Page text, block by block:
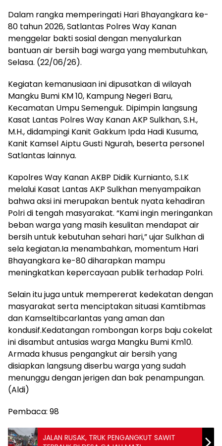
Dalam rangka memperingati Hari Bhayangkara ke-
80 tahun 2026, Satlantas Polres Way Kanan
menggelar bakti sosial dengan menyalurkan
bantuan air bersih bagi warga yang membutuhkan,
Selasa. (22/06/26).
Kegiatan kemanusiaan ini dipusatkan di wilayah
Mangku Bumi KM 10, Kampung Negeri Baru,
Kecamatan Umpu Semenguk. Dipimpin langsung
Kasat Lantas Polres Way Kanan AKP Sulkhan, S.H.,
M.H., didampingi Kanit Gakkum Ipda Hadi Kusuma,
Kanit Kamsel Aiptu Gusti Ngurah, beserta personel
Satlantas lainnya.
Kapolres Way Kanan AKBP Didik Kurnianto, S.I.K
melalui Kasat Lantas AKP Sulkhan menyampaikan
bahwa aksi ini merupakan bentuk nyata kehadiran
Polri di tengah masyarakat. “Kami ingin meringankan
beban warga yang masih kesulitan mendapat air
bersih untuk kebutuhan sehari hari,” ujar Sulkhan di
sela kegiatan.Ia menambahkan, momentum Hari
Bhayangkara ke-80 diharapkan mampu
meningkatkan kepercayaan publik terhadap Polri.
Selain itu juga untuk mempererat kedekatan dengan
masyarakat serta menciptakan situasi Kamtibmas
dan Kamseltibcarlantas yang aman dan
kondusif.Kedatangan rombongan korps baju cokelat
ini disambut antusias warga Mangku Bumi Km10.
Armada khusus pengangkut air bersih yang
disiapkan langsung diserbu warga yang sudah
menunggu dengan jerigen dan bak penampungan.
(Aldi)
Pembaca: 98
JALAN RUSAK, TRUK PENGANGKUT SAWIT